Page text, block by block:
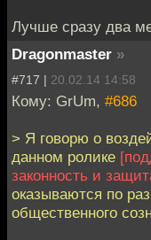
Лучше сразу два
Dragonmaster »
#717 | 20.02.14 14:58
Кому: GrUm, #686
> Я говорю о
данном ролике
законность и
оказываются по
общественного